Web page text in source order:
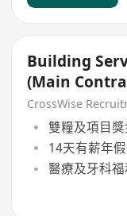
Building
(Main
CrossWise
雙糧及項目
14天有薪年
醫療及牙科